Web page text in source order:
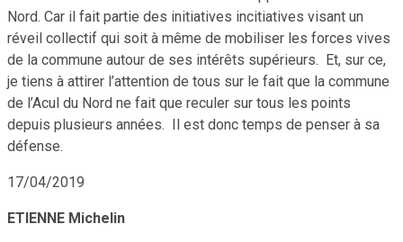
Nord. Car il fait partie des initiatives incitiatives visant un
réveil collectif qui soit à même de mobiliser les forces vives
de la commune autour de ses intérêts supérieurs. Et, sur ce,
je tiens à attirer l’attention de tous sur le fait que la commune
de l’Acul du Nord ne fait que reculer sur tous les points
depuis plusieurs années. Il est donc temps de penser à sa
défense.
17/04/2019
ETIENNE Michelin